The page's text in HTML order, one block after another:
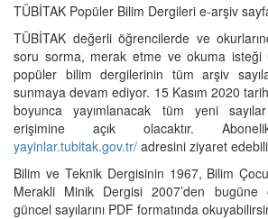
TÜBİTAK Popüler Bilim Dergileri e-arşiv
TÜBİTAK değerli öğrencilerde ve
soru sorma, merak etme ve okuma isteği
popüler bilim dergilerinin tüm arşiv
sunmaya devam ediyor. 15 Kasım 2020
boyunca yayımlanacak tüm yeni
erişimine açık olacaktır.
yayinlar.tubitak.gov.tr/ adresini ziyaret
Bilim ve Teknik Dergisinin 1967, Bilim
Merakli Minik Dergisi 2007’den
güncel sayılarını PDF formatında